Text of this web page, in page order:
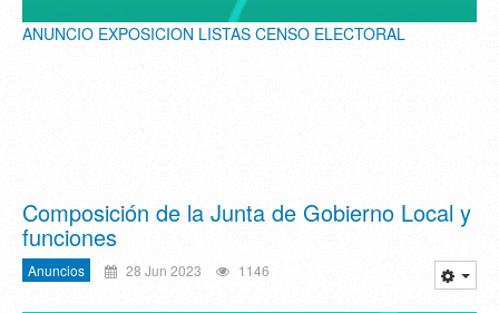
ANUNCIO EXPOSICION LISTAS CENSO ELECTORAL
Composición de la Junta de Gobierno Local y
funciones
Anuncios 28 Jun 2023 1146